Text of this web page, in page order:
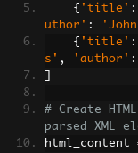
{ 'title' :
uthor' :
{ 'title' :
s' , 'author' :
# Create
parsed XML
html_content